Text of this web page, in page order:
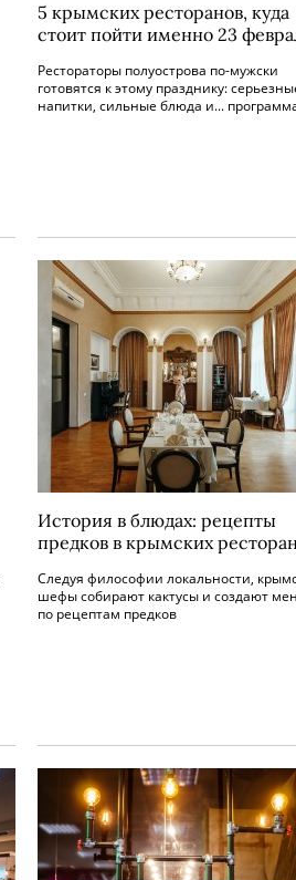
5 крымских ресторанов, куда
стоит пойти именно 23
Рестораторы полуострова по-мужски
готовятся к этому празднику:
напитки, сильные блюда и...
История в блюдах: рецепты
предков в крымских
Cледуя философии локальности,
шефы собирают кактусы и создают
по рецептам предков